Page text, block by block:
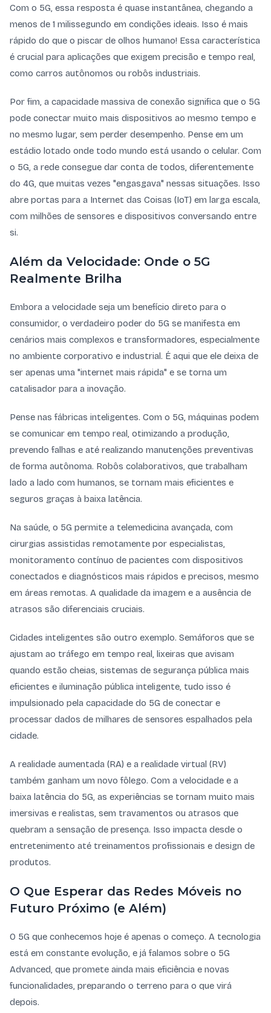
Com o 5G, essa resposta é quase instantânea, chegando a
menos de 1 milissegundo em condições ideais. Isso é mais
rápido do que o piscar de olhos humano! Essa característica
é crucial para aplicações que exigem precisão e tempo real,
como carros autônomos ou robôs industriais.
Por fim, a capacidade massiva de conexão significa que o 5G
pode conectar muito mais dispositivos ao mesmo tempo e
no mesmo lugar, sem perder desempenho. Pense em um
estádio lotado onde todo mundo está usando o celular. Com
o 5G, a rede consegue dar conta de todos, diferentemente
do 4G, que muitas vezes "engasgava" nessas situações. Isso
abre portas para a Internet das Coisas (IoT) em larga escala,
com milhões de sensores e dispositivos conversando entre
si.
Além da Velocidade: Onde o 5G
Realmente Brilha
Embora a velocidade seja um benefício direto para o
consumidor, o verdadeiro poder do 5G se manifesta em
cenários mais complexos e transformadores, especialmente
no ambiente corporativo e industrial. É aqui que ele deixa de
ser apenas uma "internet mais rápida" e se torna um
catalisador para a inovação.
Pense nas fábricas inteligentes. Com o 5G, máquinas podem
se comunicar em tempo real, otimizando a produção,
prevendo falhas e até realizando manutenções preventivas
de forma autônoma. Robôs colaborativos, que trabalham
lado a lado com humanos, se tornam mais eficientes e
seguros graças à baixa latência.
Na saúde, o 5G permite a telemedicina avançada, com
cirurgias assistidas remotamente por especialistas,
monitoramento contínuo de pacientes com dispositivos
conectados e diagnósticos mais rápidos e precisos, mesmo
em áreas remotas. A qualidade da imagem e a ausência de
atrasos são diferenciais cruciais.
Cidades inteligentes são outro exemplo. Semáforos que se
ajustam ao tráfego em tempo real, lixeiras que avisam
quando estão cheias, sistemas de segurança pública mais
eficientes e iluminação pública inteligente, tudo isso é
impulsionado pela capacidade do 5G de conectar e
processar dados de milhares de sensores espalhados pela
cidade.
A realidade aumentada (RA) e a realidade virtual (RV)
também ganham um novo fôlego. Com a velocidade e a
baixa latência do 5G, as experiências se tornam muito mais
imersivas e realistas, sem travamentos ou atrasos que
quebram a sensação de presença. Isso impacta desde o
entretenimento até treinamentos profissionais e design de
produtos.
O Que Esperar das Redes Móveis no
Futuro Próximo (e Além)
O 5G que conhecemos hoje é apenas o começo. A tecnologia
está em constante evolução, e já falamos sobre o 5G
Advanced, que promete ainda mais eficiência e novas
funcionalidades, preparando o terreno para o que virá
depois.